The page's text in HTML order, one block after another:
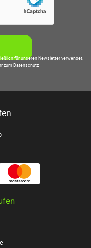
für unseren Newsletter verwendet.
zum Datenschutz